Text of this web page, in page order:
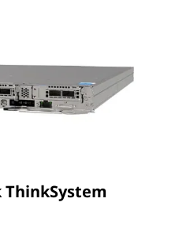
ThinkSystem